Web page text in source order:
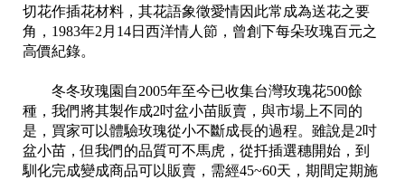
切花作插花材料，其花語象徵愛情因此常成為送花之要
角，1983年2月14日西洋情人節，曾創下每朵玫瑰百元之
高價紀錄。
冬冬玫瑰園自2005年至今已收集台灣玫瑰花500餘
種，我們將其製作成2吋盆小苗販賣，與市場上不同的
是，買家可以體驗玫瑰從小不斷成長的過程。雖說是2吋
盆小苗，但我們的品質可不馬虎，從扦插選穗開始，到
馴化完成變成商品可以販賣，需經45~60天，期間定期施